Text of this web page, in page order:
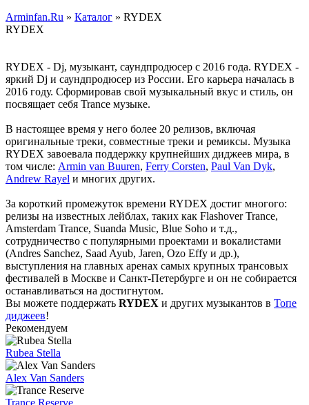
Arminfan.Ru » Каталог » RYDEX
RYDEX
RYDEX - Dj, музыкант, саундпродюсер с 2016 года. RYDEX -
яркий Dj и саундпродюсер из России. Его карьера началась в
2016 году. Сформировав свой музыкальный вкус и стиль, он
посвящает себя Trance музыке.
В настоящее время у него более 20 релизов, включая
оригинальные треки, совместные треки и ремиксы. Музыка
RYDEX завоевала поддержку крупнейших диджеев мира, в
том числе: Armin van Buuren, Ferry Corsten, Paul Van Dyk,
Andrew Rayel и многих других.
За короткий промежуток времени RYDEX достиг многого:
релизы на известных лейблах, таких как Flashover Trance,
Amsterdam Trance, Suanda Music, Blue Soho и т.д.,
сотрудничество с популярными проектами и вокалистами
(Andres Sanchez, Saad Ayub, Jaren, Ozo Effy и др.),
выступления на главных аренах самых крупных трансовых
фестивалей в Москве и Санкт-Петербурге и он не собирается
останавливаться на достигнутом.
Вы можете поддержать RYDEX и других музыкантов в Топе
диджеев!
Рекомендуем
Rubea Stella
Alex Van Sanders
Trance Reserve